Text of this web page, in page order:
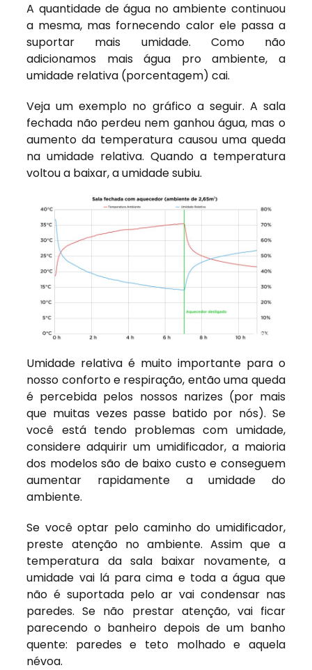
A quantidade de água no ambiente continuou
a mesma, mas fornecendo calor ele passa a
suportar mais umidade. Como não
adicionamos mais água pro ambiente, a
umidade relativa (porcentagem) cai.
Veja um exemplo no gráfico a seguir. A sala
fechada não perdeu nem ganhou água, mas o
aumento da temperatura causou uma queda
na umidade relativa. Quando a temperatura
voltou a baixar, a umidade subiu.
Umidade relativa é muito importante para o
nosso conforto e respiração, então uma queda
é percebida pelos nossos narizes (por mais
que muitas vezes passe batido por nós). Se
você está tendo problemas com umidade,
considere adquirir um umidificador, a maioria
dos modelos são de baixo custo e conseguem
aumentar rapidamente a umidade do
ambiente.
Se você optar pelo caminho do umidificador,
preste atenção no ambiente. Assim que a
temperatura da sala baixar novamente, a
umidade vai lá para cima e toda a água que
não é suportada pelo ar vai condensar nas
paredes. Se não prestar atenção, vai ficar
parecendo o banheiro depois de um banho
quente: paredes e teto molhado e aquela
névoa.